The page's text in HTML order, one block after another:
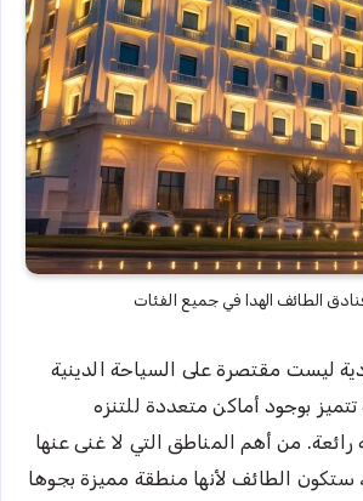
الطائف الهدا في جميع الفئات
ليست مقتصرة على السياحة الدينية
بوجود أماكن متعددة للتنزه
من أهم المناطق التي لا غنى عنها
ستكون الطائف لأنها منطقة مميزة بجوها